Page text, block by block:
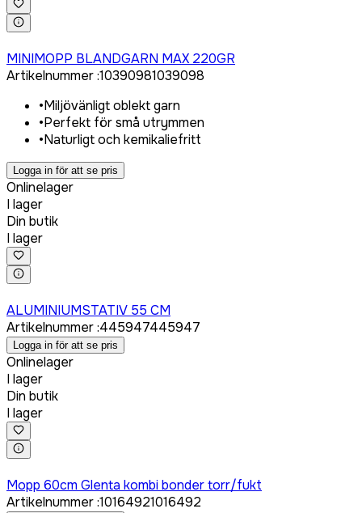
MINIMOPP BLANDGARN MAX 220GR
Artikelnummer:10390981039098
•Miljövänligt oblekt garn
•Perfekt för små utrymmen
•Naturligt och kemikaliefritt
Logga in för att se pris
Onlinelager
I lager
Din butik
I lager
ALUMINIUMSTATIV 55 CM
Artikelnummer:445947445947
Logga in för att se pris
Onlinelager
I lager
Din butik
I lager
Mopp 60cm Glenta kombi bonder torr/fukt
Artikelnummer:10164921016492